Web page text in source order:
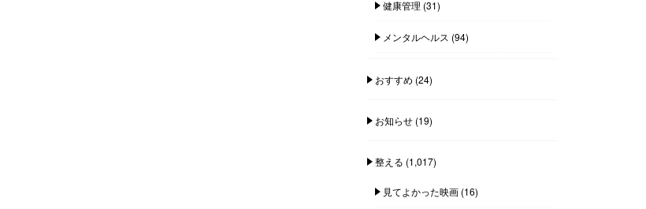
健康管理 (31)
メンタルヘルス (94)
おすすめ (24)
お知らせ(19)
整える (1,017)
見てよかった映画(16)